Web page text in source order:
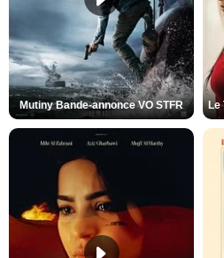
Mutiny Bande-annonce VO STFR Le